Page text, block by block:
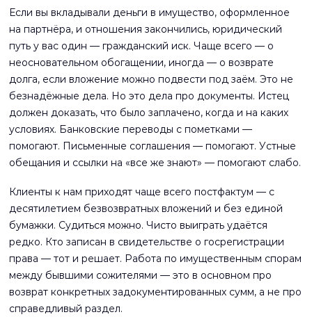
Если вы вкладывали деньги в имущество, оформленное
на партнёра, и отношения закончились, юридический
путь у вас один — гражданский иск. Чаще всего — о
неосновательном обогащении, иногда — о возврате
долга, если вложение можно подвести под заём. Это не
безнадёжные дела. Но это дела про документы. Истец
должен доказать, что было заплачено, когда и на каких
условиях. Банковские переводы с пометками —
помогают. Письменные соглашения — помогают. Устные
обещания и ссылки на «все же знают» — помогают слабо.
Клиенты к нам приходят чаще всего постфактум — с
десятилетием безвозвратных вложений и без единой
бумажки. Судиться можно. Чисто выиграть удаётся
редко. Кто записан в свидетельстве о госрегистрации
права — тот и решает. Работа по имущественным спорам
между бывшими сожителями — это в основном про
возврат конкретных задокументированных сумм, а не про
справедливый раздел.